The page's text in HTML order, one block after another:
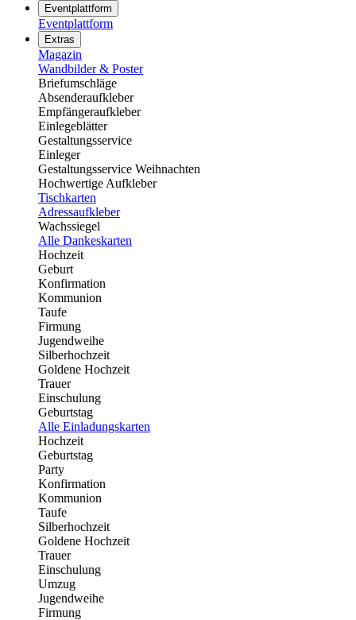
Eventplattform
Eventplattform
Extras
Magazin
Wandbilder & Poster
Briefumschläge
Absenderaufkleber
Empfängeraufkleber
Einlegeblätter
Gestaltungsservice
Einleger
Gestaltungsservice Weihnachten
Hochwertige Aufkleber
Tischkarten
Adressaufkleber
Wachssiegel
Alle Dankeskarten
Hochzeit
Geburt
Konfirmation
Kommunion
Taufe
Firmung
Jugendweihe
Silberhochzeit
Goldene Hochzeit
Trauer
Einschulung
Geburtstag
Alle Einladungskarten
Hochzeit
Geburtstag
Party
Konfirmation
Kommunion
Taufe
Silberhochzeit
Goldene Hochzeit
Trauer
Einschulung
Umzug
Jugendweihe
Firmung